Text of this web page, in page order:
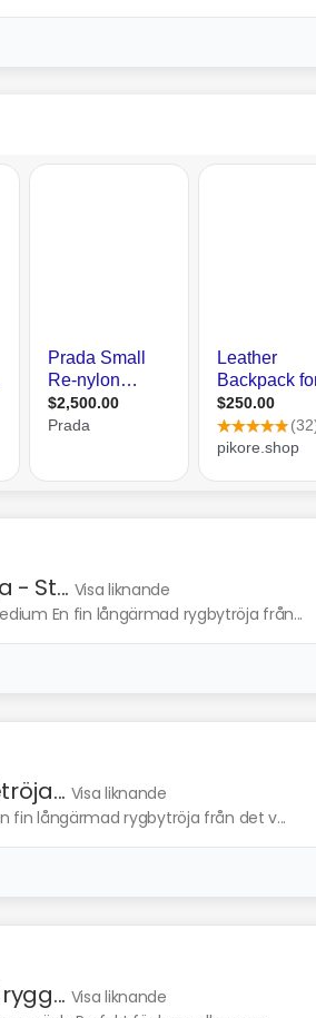
- St... Visa liknande
En fin långärmad rygbytröja från...
Visa liknande
fin långärmad rygbytröja från det v...
Visa liknande